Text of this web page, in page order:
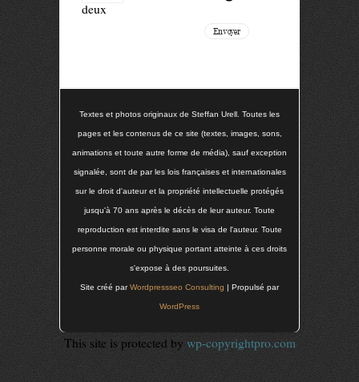
deux
Textes et photos originaux de Steffan Urell. Toutes les
pages et les contenus de ce site (textes, images, sons,
animations et toute autre forme de média), sauf exception
signalée, sont de par les lois françaises et internationales
sur le droit d'auteur et la propriété intellectuelle protégés
jusqu'à 70 ans après le décès de leur auteur. Toute
reproduction est interdite sans le visa de l'auteur. Toute
personne morale ou physique portant atteinte à ces droits
s'expose à des poursuites.
Site créé parWordpressseo Consulting | Propulsé par
WordPress
This site is protected by wp-copyrightpro.com